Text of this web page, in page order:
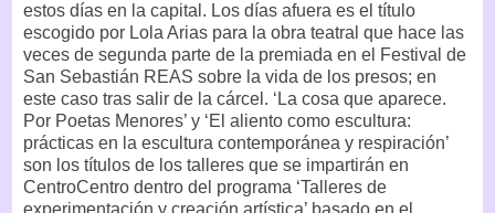
estos días en la capital. Los días afuera es el título
escogido por Lola Arias para la obra teatral que hace las
veces de segunda parte de la premiada en el Festival de
San Sebastián REAS sobre la vida de los presos; en
este caso tras salir de la cárcel. ‘La cosa que aparece.
Por Poetas Menores’ y ‘El aliento como escultura:
prácticas en la escultura contemporánea y respiración’
son los títulos de los talleres que se impartirán en
CentroCentro dentro del programa ‘Talleres de